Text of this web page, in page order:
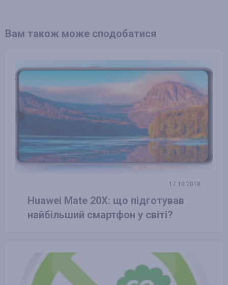
Вам також може сподобатися
17.10.2018
Huawei Mate 20X: що підготував
найбільший смартфон у світі?